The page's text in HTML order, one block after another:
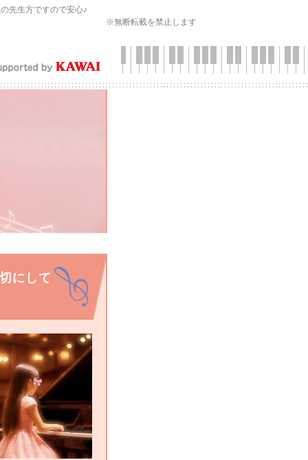
の先生方ですので安心♪
※無断転載を禁止します
にして